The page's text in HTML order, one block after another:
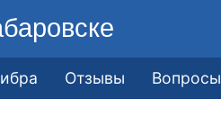
Отзывы Вопросы